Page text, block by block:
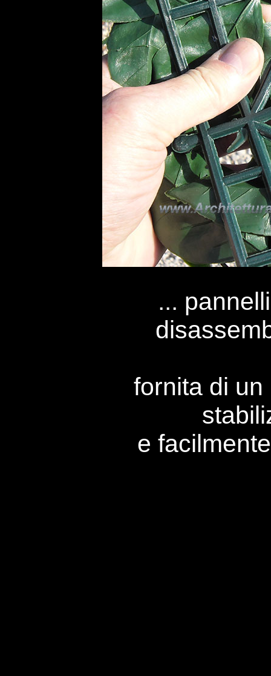
...
fornita di
e